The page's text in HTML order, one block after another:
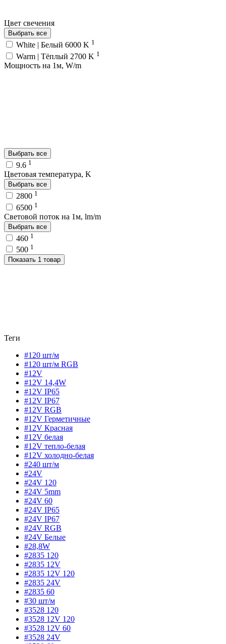
Цвет свечения
Выбрать все
White | Белый 6000 K 1
Warm | Тёплый 2700 K 1
Мощность на 1м, W/m
Выбрать все
9.6 1
Цветовая температура, K
Выбрать все
2800 1
6500 1
Световой поток на 1м, lm/m
Выбрать все
460 1
500 1
Показать 1 товар
Теги
#120 шт/м
#120 шт/м RGB
#12V
#12V 14,4W
#12V IP65
#12V IP67
#12V RGB
#12V Герметичные
#12V Красная
#12V белая
#12V тепло-белая
#12V холодно-белая
#240 шт/м
#24V
#24V 120
#24V 5mm
#24V 60
#24V IP65
#24V IP67
#24V RGB
#24V Белые
#28,8W
#2835 120
#2835 12V
#2835 12V 120
#2835 24V
#2835 60
#30 шт/м
#3528 120
#3528 12V 120
#3528 12V 60
#3528 24V